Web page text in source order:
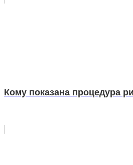
Кому показана процедура